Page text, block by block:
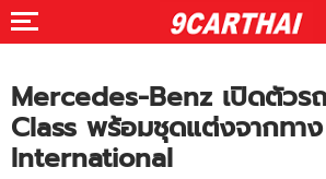
Mercedes-Benz เปิดตัวร
Class พร้อมชุดแต่งจากทา
International